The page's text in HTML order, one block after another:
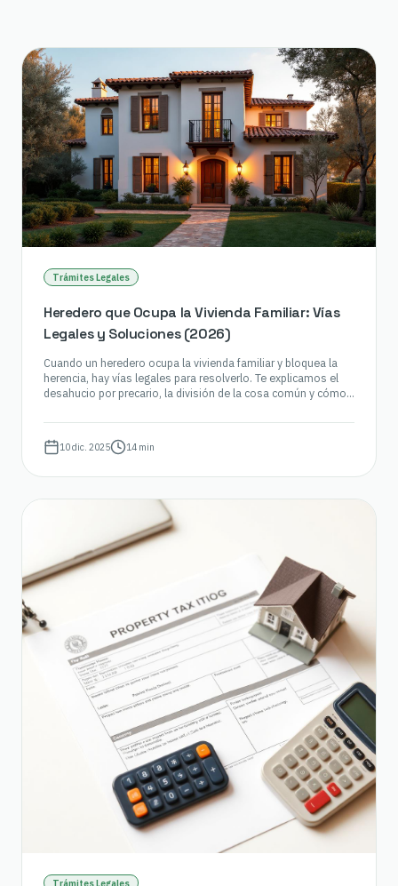
Trámites Legales
Heredero que Ocupa la Vivienda Familiar: Vías
Legales y Soluciones (2026)
Cuando un heredero ocupa la vivienda familiar y bloquea la
herencia, hay vías legales para resolverlo. Te explicamos el
desahucio por precario, la división de la cosa común y cómo
10 dic. 2025 14 min
Trámites Legales